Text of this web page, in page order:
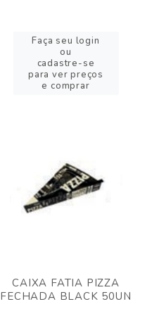
Faça seu login
ou
cadastre-se
para ver preços
e comprar
CAIXA FATIA PIZZA
FECHADA BLACK 50UN